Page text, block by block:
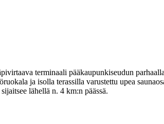
terminaali pääkaupunkiseudun
ja isolla terassilla varustettu upea
lähellä n. 4 km:n päässä.